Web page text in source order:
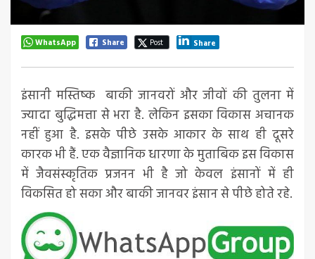
WhatsApp Share Post Share
इंसानी मस्तिष्क बाकी जानवरों और जीवों की तुलना में
ज्यादा बुद्धिमत्ता से भरा है. लेकिन इसका विकास अचानक
नहीं हुआ है. इसके पीछे उसके आकार के साथ ही दूसरे
कारक भी हैं. एक वैज्ञानिक धारणा के मुताबिक इस विकास
में जैवसंस्कृतिक प्रजनन भी है जो केवल इंसानों में ही
विकसित हो सका और बाकी जानवर इंसान से पीछे होते रहे.